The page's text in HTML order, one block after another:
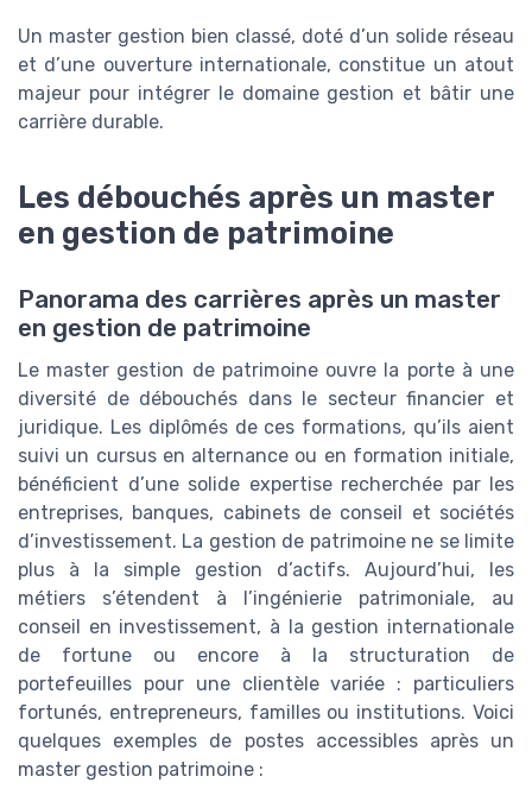
Un master gestion bien classé, doté d’un solide réseau
et d’une ouverture internationale, constitue un atout
majeur pour intégrer le domaine gestion et bâtir une
carrière durable.
Les débouchés après un master
en gestion de patrimoine
Panorama des carrières après un master
en gestion de patrimoine
Le master gestion de patrimoine ouvre la porte à une
diversité de débouchés dans le secteur financier et
juridique. Les diplômés de ces formations, qu’ils aient
suivi un cursus en alternance ou en formation initiale,
bénéficient d’une solide expertise recherchée par les
entreprises, banques, cabinets de conseil et sociétés
d’investissement. La gestion de patrimoine ne se limite
plus à la simple gestion d’actifs. Aujourd’hui, les
métiers s’étendent à l’ingénierie patrimoniale, au
conseil en investissement, à la gestion internationale
de fortune ou encore à la structuration de
portefeuilles pour une clientèle variée : particuliers
fortunés, entrepreneurs, familles ou institutions. Voici
quelques exemples de postes accessibles après un
master gestion patrimoine :